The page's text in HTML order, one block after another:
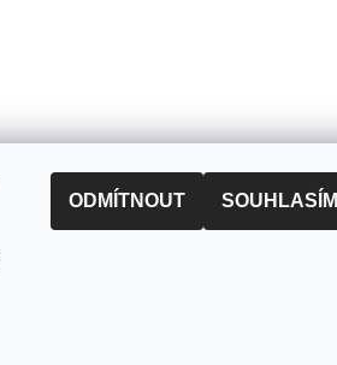
ODMÍTNOUT SOUHLASÍM